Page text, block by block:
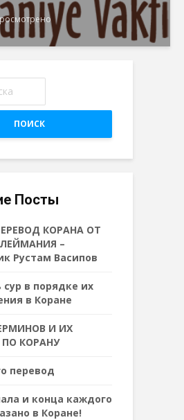
ПОИСК
Посты
КОРАНА ОТ
–
Рустам Васипов
сур в порядке их
в Коране
И ИХ
КОРАНУ
перевод
и конца каждого
в Коране!